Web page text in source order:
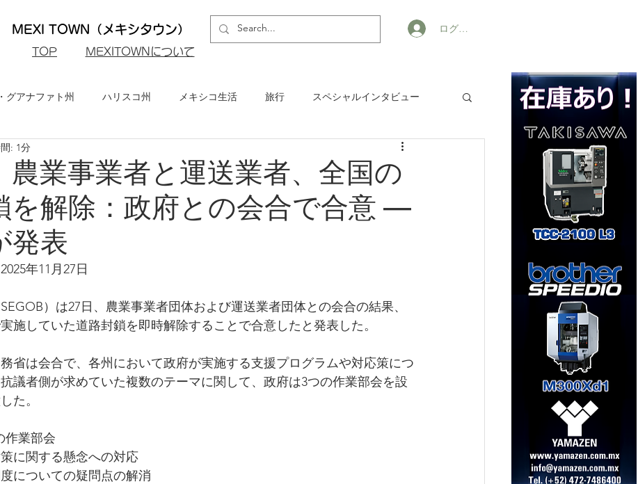
MEXI TOWN（メキシタウン）
​TOP MEXITOWNについて
ログイン
グアナファト州 ハリスコ州 メキシコ生活 旅行 スペシャルインタビュー
タロ州
メキシコ・グルメ
農業事業者と運送業者、全国の
を解除：政府との会合で合意 —
発表
: 1分
年11月27日
）は27日、農業事業者団体および運送業者団体との会合の結果、
施していた道路封鎖を即時解除することで合意したと発表した。
省は会合で、各州において政府が実施する支援プログラムや対応策につ
議者側が求めていた複数のテーマに関して、政府は3つの作業部会を設
た。
作業部会
に関する懸念への対応
についての疑問点の解消